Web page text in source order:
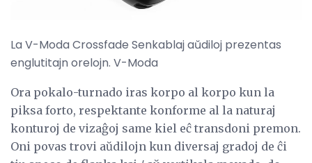
La V-Moda Crossfade Senkablaj aŭdiloj prezentas
englutitajn orelojn. V-Moda
Ora pokalo-turnado iras korpo al korpo kun la
piksa forto, respektante konforme al la naturaj
konturoj de vizaĝoj same kiel eĉ transdoni premon.
Oni povas trovi aŭdilojn kun diversaj gradoj de ĉi